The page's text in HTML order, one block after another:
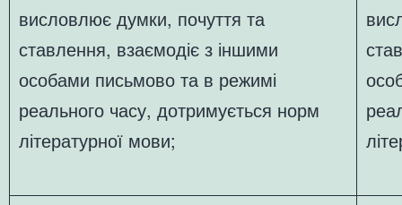
висловлює думки, почуття та
ставлення, взаємодіє з іншими
особами письмово та в режимі
реального часу, дотримується норм
літературної мови;